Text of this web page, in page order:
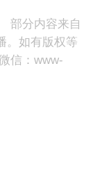
部分内容来自
。如有版权等
信：www-